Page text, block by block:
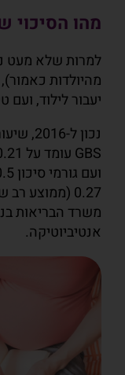
מהו הסיכוי
מהיולדות
יעבור לילוד, ועם
נכון
0.27 (ממוצע
אנטיביוטיקה.